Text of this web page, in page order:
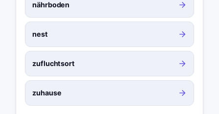
nährboden
nest
zufluchtsort
zuhause